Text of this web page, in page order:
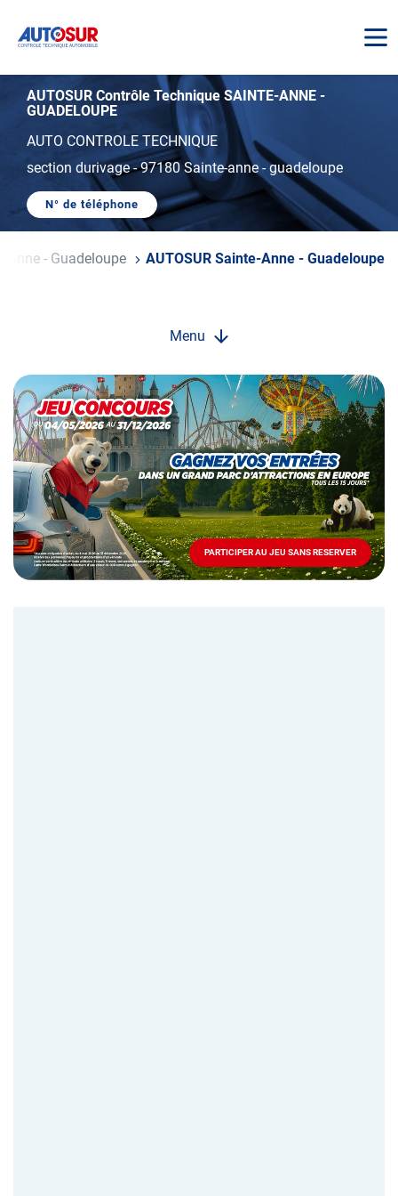
AUTOSUR
AUTOSUR Contrôle Technique SAINTE-ANNE -
GUADELOUPE
AUTO CONTROLE TECHNIQUE
section durivage-97180 Sainte-anne - guadeloupe
N° de téléphone
AFFICHER
DE
TÉLÉPHONE
Anne - Guadeloupe AUTOSUR Sainte-Anne - Guadeloupe
Menu
Opération
spéciale
Mai
-
Décembre
2026
Locations
PARTICIPER AU JEU SANS RESERVER
PARTICIPER
AU
JEU